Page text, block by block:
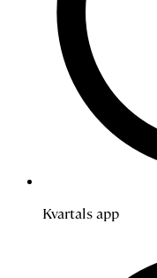
Kvartals app